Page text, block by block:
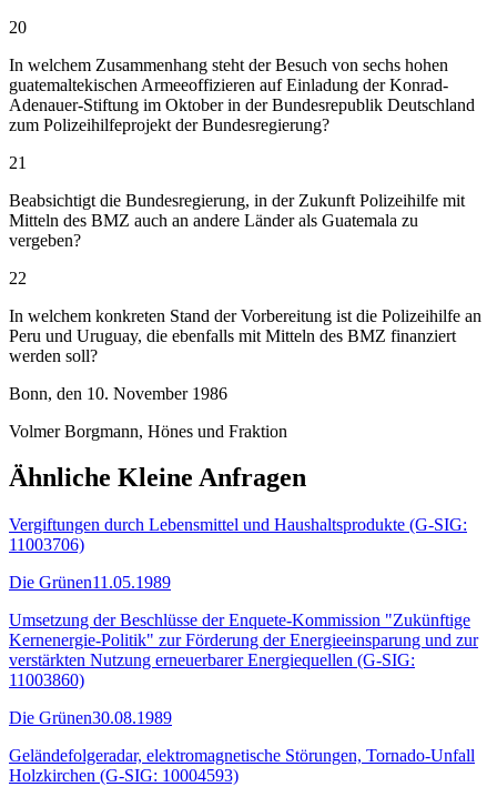
20
In welchem Zusammenhang steht der Besuch von sechs hohen
guatemaltekischen Armeeoffizieren auf Einladung der Konrad-
Adenauer-Stiftung im Oktober in der Bundesrepublik Deutschland
zum Polizeihilfeprojekt der Bundesregierung?
21
Beabsichtigt die Bundesregierung, in der Zukunft Polizeihilfe mit
Mitteln des BMZ auch an andere Länder als Guatemala zu
vergeben?
22
In welchem konkreten Stand der Vorbereitung ist die Polizeihilfe an
Peru und Uruguay, die ebenfalls mit Mitteln des BMZ finanziert
werden soll?
Bonn, den 10. November 1986
Volmer Borgmann, Hönes und Fraktion
Ähnliche Kleine Anfragen
Vergiftungen durch Lebensmittel und Haushaltsprodukte (G-SIG:
11003706)
Die Grünen11.05.1989
Umsetzung der Beschlüsse der Enquete-Kommission "Zukünftige
Kernenergie-Politik" zur Förderung der Energieeinsparung und zur
verstärkten Nutzung erneuerbarer Energiequellen (G-SIG:
11003860)
Die Grünen30.08.1989
Geländefolgeradar, elektromagnetische Störungen, Tornado-Unfall
Holzkirchen (G-SIG: 10004593)